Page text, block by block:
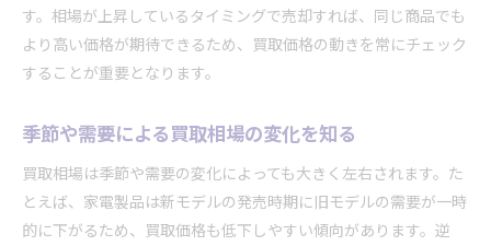
す。相場が上昇しているタイミングで売却すれば、同じ商品でも
より高い価格が期待できるため、買取価格の動きを常にチェック
することが重要となります。
季節や需要による買取相場の変化を知る
買取相場は季節や需要の変化によっても大きく左右されます。た
とえば、家電製品は新モデルの発売時期に旧モデルの需要が一時
的に下がるため、買取価格も低下しやすい傾向があります。逆